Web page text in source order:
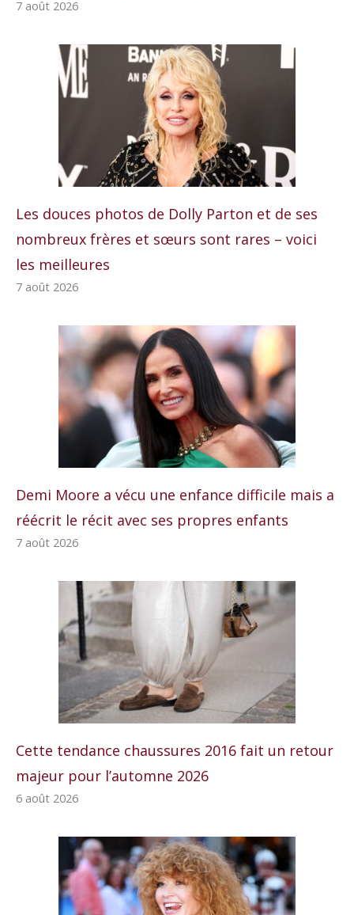
7 août 2026
Les douces photos de Dolly Parton et de ses
nombreux frères et sœurs sont rares – voici
les meilleures
7 août 2026
Demi Moore a vécu une enfance difficile mais a
réécrit le récit avec ses propres enfants
7 août 2026
Cette tendance chaussures 2016 fait un retour
majeur pour l’automne 2026
6 août 2026